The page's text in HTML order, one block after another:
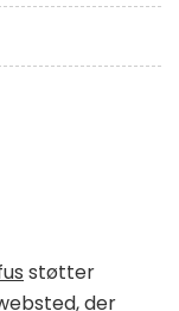
støtter
der